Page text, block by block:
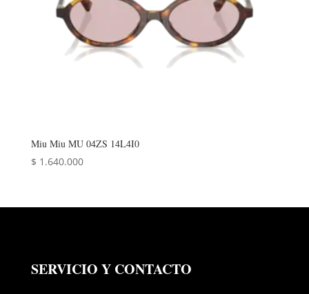
Miu Miu MU 04ZS 14L4I0
$ 1.640.000
SERVICIO Y CONTACTO